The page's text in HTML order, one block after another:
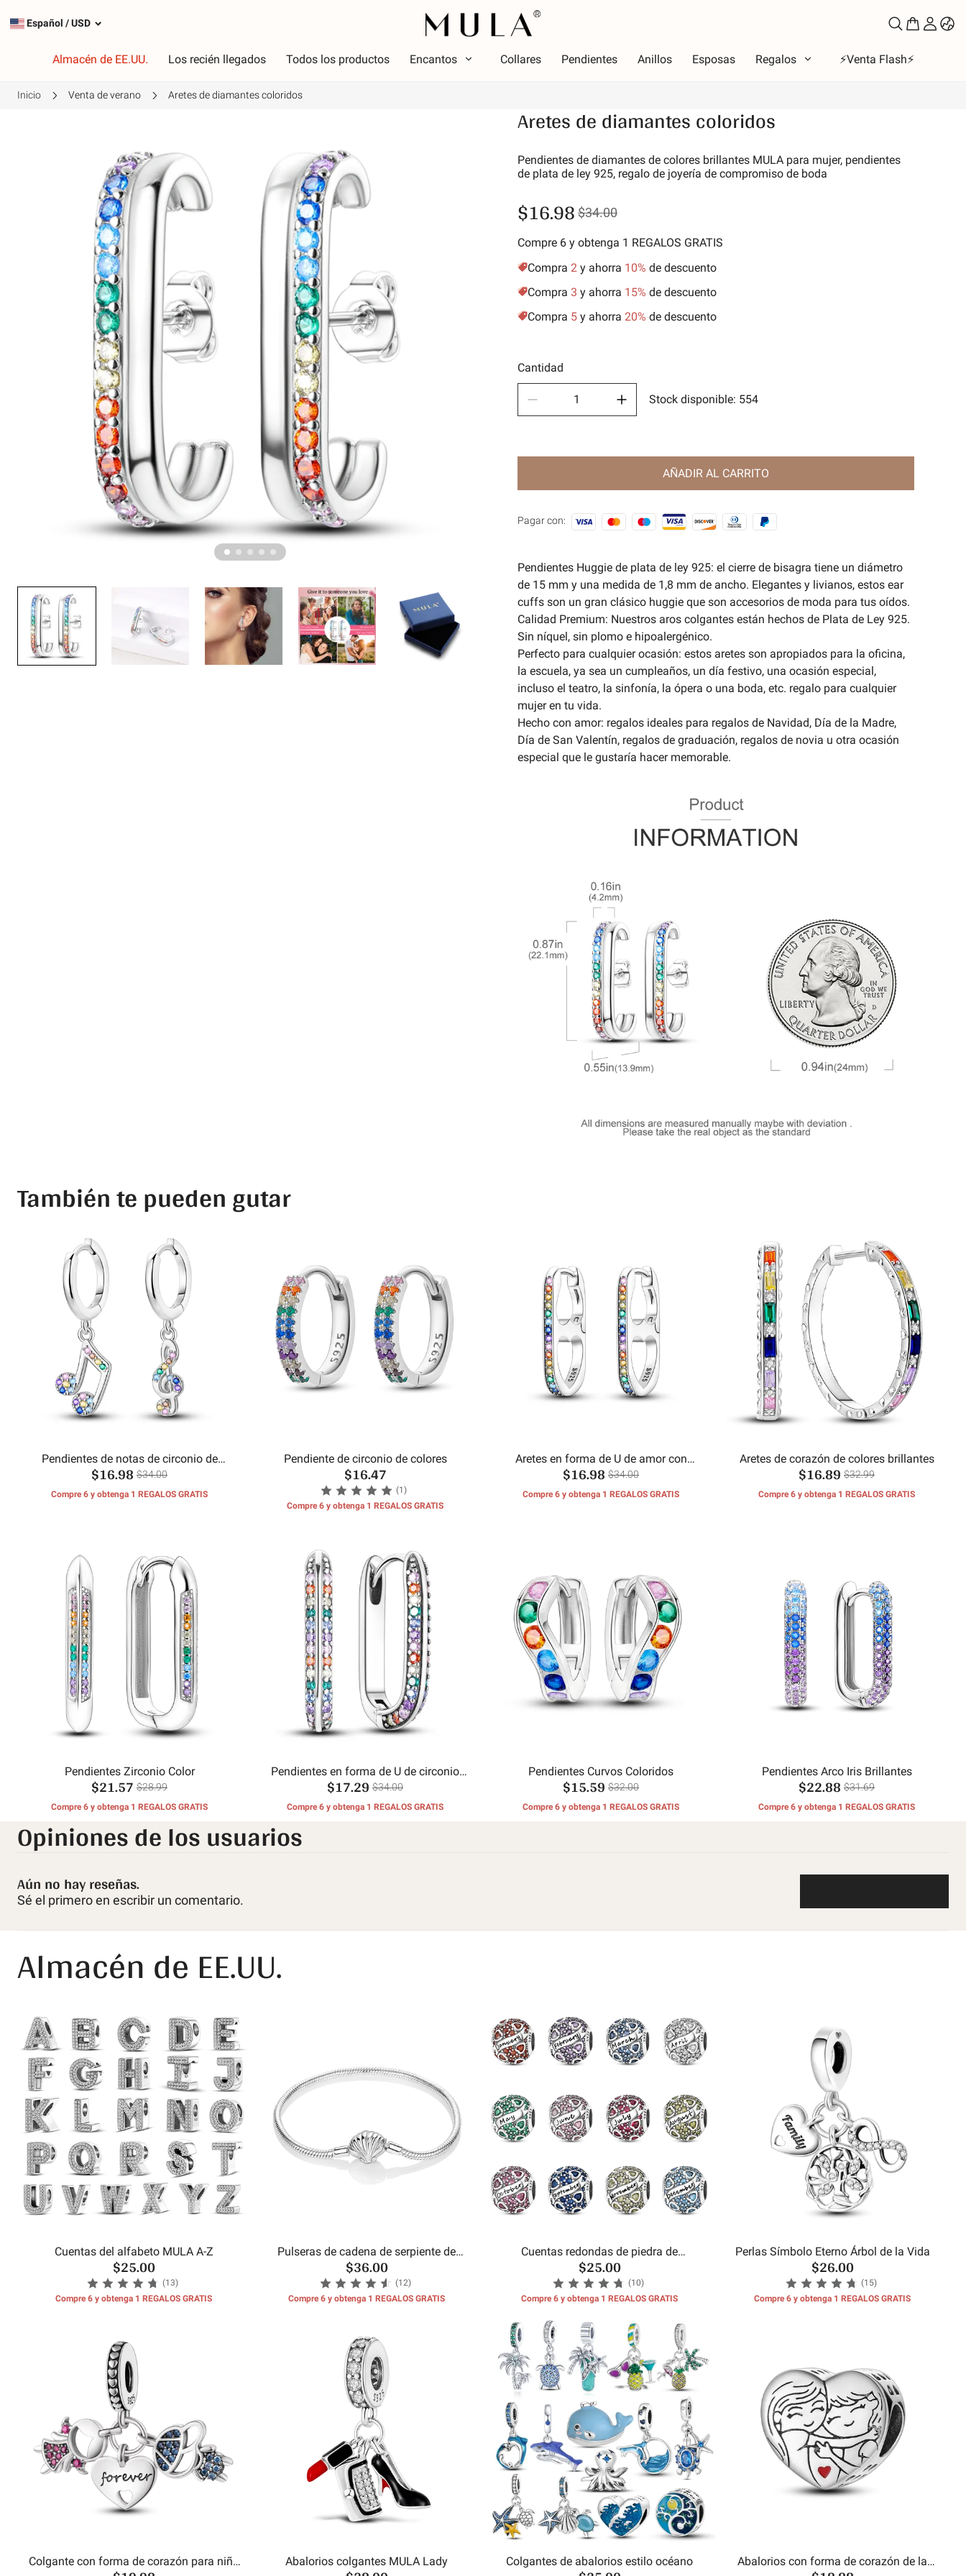
Español /USD
Almacén de EE.UU. Los recién llegados Todos los productos Encantos Collares Pendientes Anillos Esposas Regalos ⚡️Venta Flash⚡️
Encantos más populares
Cuelga los encantos
Cadenas de seguridad
Rojo
Rosa
Verde
Púrpura
Amarillo dorado
Tema
Luminoso
Alfabeto
Estrella Luna y Sol
Vacaciones
Aficiones
Naturaleza
Inicio Venta de verano Aretes de diamantes coloridos
Aretes de diamantes coloridos
Pendientes de diamantes de colores brillantes MULA para mujer, pendientes
de plata de ley 925, regalo de joyería de compromiso de boda
$16.98 $34.00
Compre 6 y obtenga 1 REGALOS GRATIS
Compra 2 y ahorra 10% de descuento
Compra 3 y ahorra 15% de descuento
Compra 5 y ahorra 20% de descuento
Cantidad
Stock disponible: 554
AÑADIR AL CARRITO
Pagar con:
Pendientes Huggie de plata de ley 925: el cierre de bisagra tiene un diámetro
de 15 mm y una medida de 1,8 mm de ancho. Elegantes y livianos, estos ear
cuffs son un gran clásico huggie que son accesorios de moda para tus oídos.
Calidad Premium: Nuestros aros colgantes están hechos de Plata de Ley 925.
Sin níquel, sin plomo e hipoalergénico.
Perfecto para cualquier ocasión: estos aretes son apropiados para la oficina,
la escuela, ya sea un cumpleaños, un día festivo, una ocasión especial,
incluso el teatro, la sinfonía, la ópera o una boda, etc. regalo para cualquier
mujer en tu vida.
Hecho con amor: regalos ideales para regalos de Navidad, Día de la Madre,
Día de San Valentín, regalos de graduación, regalos de novia u otra ocasión
especial que le gustaría hacer memorable.
También te pueden gutar
Pendientes de notas de circonio de
colores
$16.98 $34.00
Compre 6 y obtenga 1 REGALOS GRATIS
Pendiente de circonio de colores
$16.47
(1)
Compre 6 y obtenga 1 REGALOS GRATIS
Aretes en forma de U de amor con
incrustaciones de circón colorido
$16.98 $34.00
Compre 6 y obtenga 1 REGALOS GRATIS
Aretes de corazón de colores brillantes
$16.89 $32.99
Compre 6 y obtenga 1 REGALOS GRATIS
Pendientes Zirconio Color
$21.57 $28.99
Compre 6 y obtenga 1 REGALOS GRATIS
Pendientes en forma de U de circonio
colorido
$17.29 $34.00
Compre 6 y obtenga 1 REGALOS GRATIS
Pendientes Curvos Coloridos
$15.59 $32.00
Compre 6 y obtenga 1 REGALOS GRATIS
Pendientes Arco Iris Brillantes
$22.88 $31.69
Compre 6 y obtenga 1 REGALOS GRATIS
Opiniones de los usuarios
Aún no hay reseñas.
Sé el primero en escribir un comentario.
Almacén de EE.UU.
Cuentas del alfabeto MULA A-Z
$25.00
(13)
Compre 6 y obtenga 1 REGALOS GRATIS
Pulseras de cadena de serpiente de
concha de mar
$36.00
(12)
Compre 6 y obtenga 1 REGALOS GRATIS
Cuentas redondas de piedra de
cumpleaños del mes
$25.00
(10)
Compre 6 y obtenga 1 REGALOS GRATIS
Perlas Símbolo Eterno Árbol de la Vida
$26.00
(15)
Compre 6 y obtenga 1 REGALOS GRATIS
Colgante con forma de corazón para niño
Abalorios colgantes MULA Lady Colgantes de abalorios estilo océano
Abalorios con forma de corazón de la